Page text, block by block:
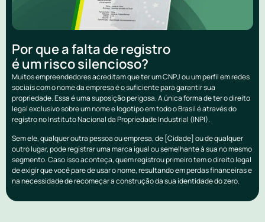
Por que a falta de registro
é um risco silencioso?
Muitos empreendedores acreditam que ter um CNPJ ou um perfil em redes
sociais com o nome da empresa é o suficiente para garantir sua
propriedade. Essa é uma suposição perigosa. A única forma de ter o direito
legal exclusivo sobre um nome e logotipo em todo o Brasil é através do
registro no Instituto Nacional da Propriedade Industrial (INPI).
Sem ele, qualquer outra pessoa ou empresa, de [Cidade] ou de qualquer
outro lugar, pode registrar uma marca igual ou semelhante à sua no mesmo
segmento. Caso isso aconteça, quem registrou primeiro tem o direito legal
de exigir que você pare de usar o nome, resultando em perdas financeiras e
na necessidade de recomeçar a construção da sua identidade do zero.